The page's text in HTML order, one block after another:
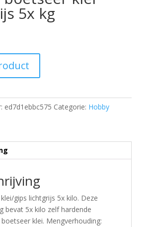
5x kg
ed7d1ebbc575 Categorie: Hobby
gips lichtgrijs 5x kilo. Deze
bevat 5x kilo zelf hardende
klei. Mengverhouding: